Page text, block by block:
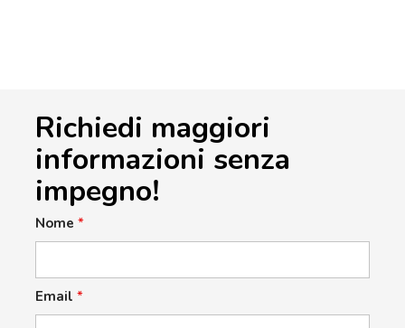
Richiedi maggiori
informazioni senza
impegno!
Nome *
Email *